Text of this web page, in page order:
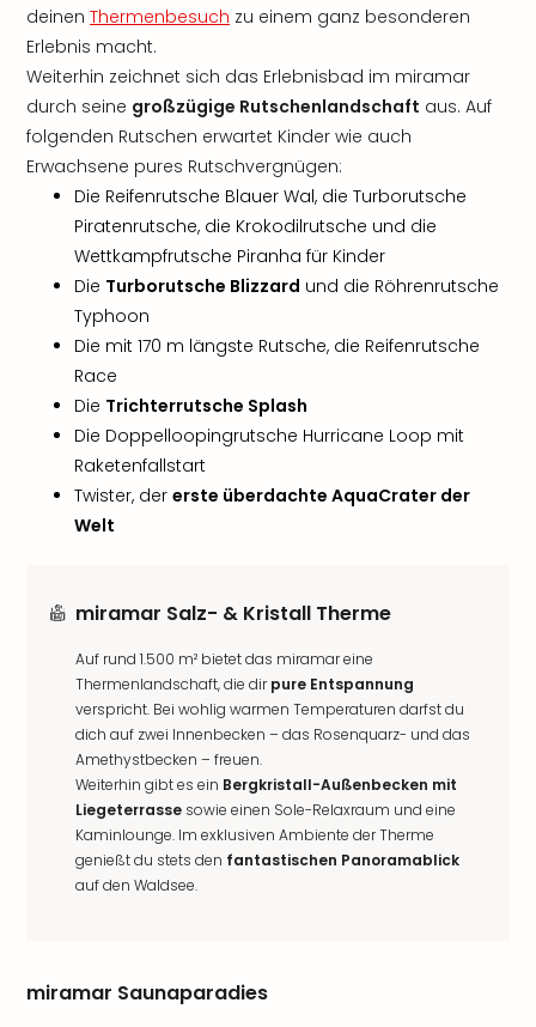
deinen Thermenbesuch zu einem ganz besonderen
Erlebnis macht.
Weiterhin zeichnet sich das Erlebnisbad im miramar
durch seine großzügige Rutschenlandschaft aus. Auf
folgenden Rutschen erwartet Kinder wie auch
Erwachsene pures Rutschvergnügen:
Die Reifenrutsche Blauer Wal, die Turborutsche
Piratenrutsche, die Krokodilrutsche und die
Wettkampfrutsche Piranha für Kinder
Die Turborutsche Blizzard und die Röhrenrutsche
Typhoon
Die mit 170 m längste Rutsche, die Reifenrutsche
Race
Die Trichterrutsche Splash
Die Doppelloopingrutsche Hurricane Loop mit
Raketenfallstart
Twister, der erste überdachte AquaCrater der
Welt
miramar Salz- & Kristall Therme
Auf rund 1.500 m² bietet das miramar eine
Thermenlandschaft, die dirpure Entspannung
verspricht. Bei wohlig warmen Temperaturen darfst du
dich auf zwei Innenbecken – das Rosenquarz- und das
Amethystbecken – freuen.
Weiterhin gibt es ein Bergkristall-Außenbecken mit
Liegeterrasse sowie einen Sole-Relaxraum und eine
Kaminlounge. Im exklusiven Ambiente der Therme
genießt du stets den fantastischen Panoramablick
auf den Waldsee.
miramar Saunaparadies